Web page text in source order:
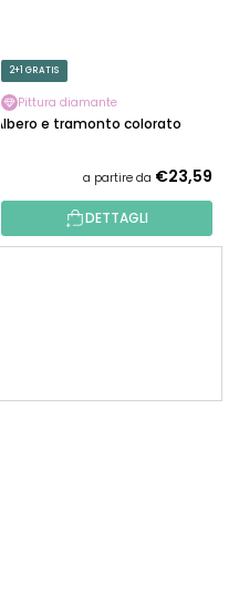
2+1 GRATIS
Pittura diamante
Albero e tramonto colorato
a partire da €23,59
DETTAGLI